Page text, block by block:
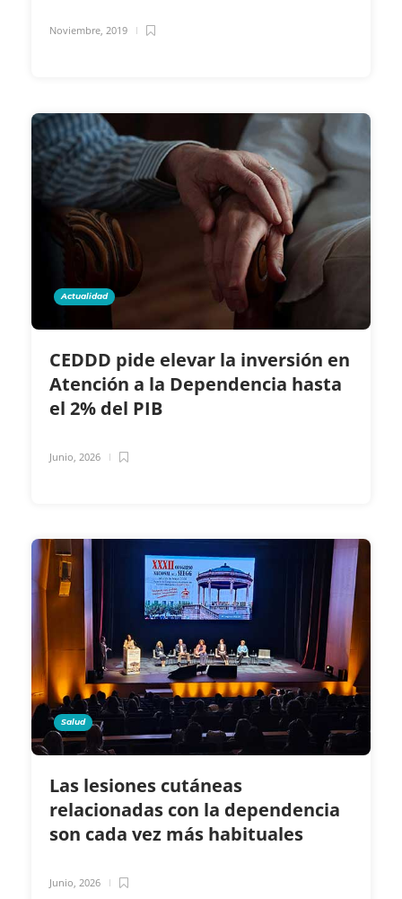
Noviembre, 2019
Actualidad
CEDDD pide elevar la inversión en
Atención a la Dependencia hasta
el 2% del PIB
Junio, 2026
Salud
Las lesiones cutáneas
relacionadas con la dependencia
son cada vez más habituales
Junio, 2026